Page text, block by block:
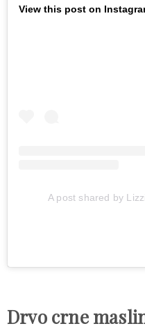
View this post on
A post shared by
Drvo crne